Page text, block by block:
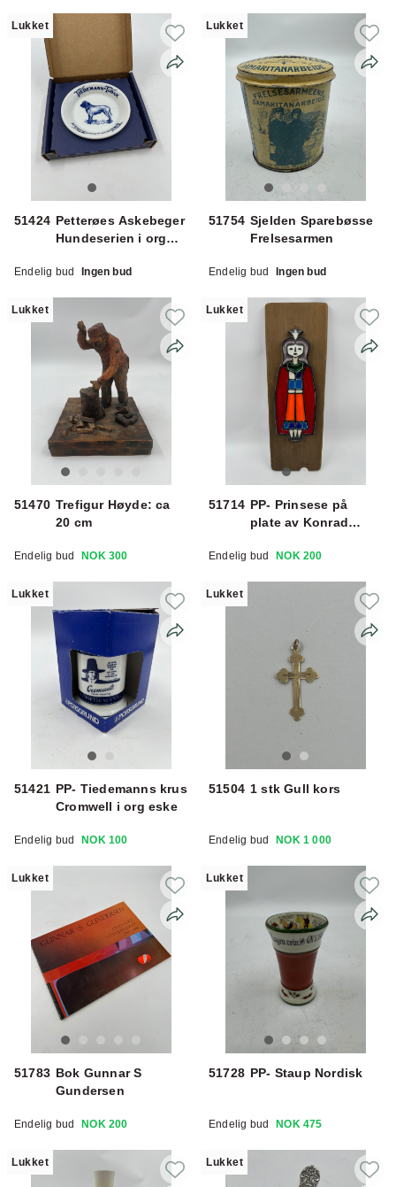
Lukket
51424 Petterøes Askebeger
Hundeserien i org
Endelig bud Ingen bud
Lukket
51754 Sjelden Sparebøsse
Frelsesarmen
Endelig bud Ingen bud
Lukket
51470 Trefigur Høyde: ca
20 cm
Endelig bud NOK 300
Lukket
51714 PP- Prinsese på
plate av Konrad
Endelig bud NOK 200
Lukket
51421 PP- Tiedemanns krus
Cromwell i org eske
Endelig bud NOK 100
Lukket
51504 1 stk Gull kors
Endelig bud NOK 1 000
Lukket
51783 Bok Gunnar S
Gundersen
Endelig bud NOK 200
Lukket
51728 PP- Staup Nordisk
Endelig bud NOK 475
Lukket Lukket